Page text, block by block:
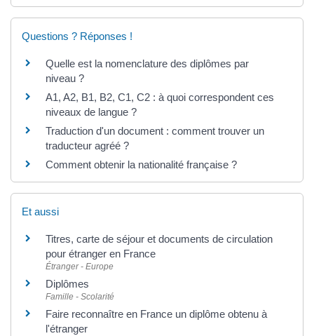
Questions ? Réponses !
Quelle est la nomenclature des diplômes par
niveau ?
A1, A2, B1, B2, C1, C2 : à quoi correspondent ces
niveaux de langue ?
Traduction d'un document : comment trouver un
traducteur agréé ?
Comment obtenir la nationalité française ?
Et aussi
Titres, carte de séjour et documents de circulation
pour étranger en France
Étranger - Europe
Diplômes
Famille - Scolarité
Faire reconnaître en France un diplôme obtenu à
l'étranger